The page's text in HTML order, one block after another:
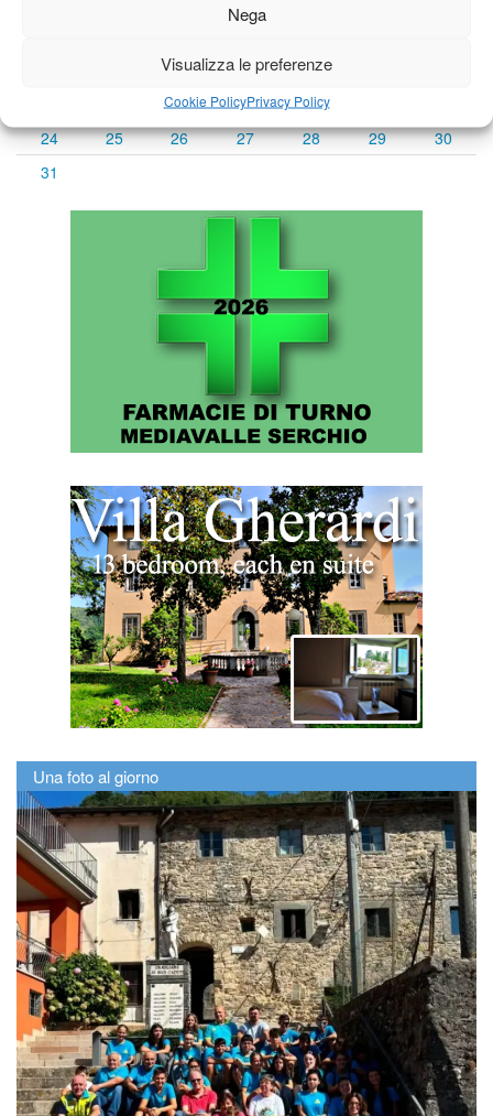
Nega
Visualizza le preferenze
Cookie PolicyPrivacy Policy
12 13 14
19 20 21
24
25 26 27 28 29
30
31
Una foto al giorno